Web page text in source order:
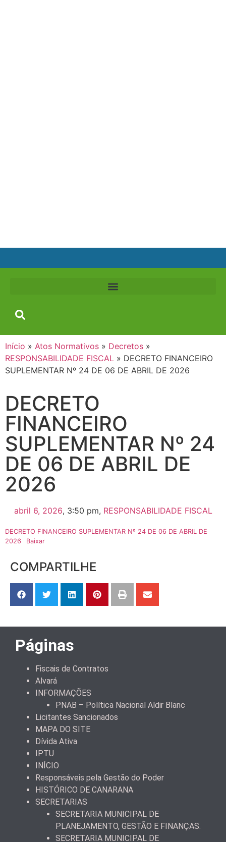
Início » Atos Normativos » Decretos »
RESPONSABILIDADE FISCAL » DECRETO FINANCEIRO
SUPLEMENTAR Nº 24 DE 06 DE ABRIL DE 2026
DECRETO
FINANCEIRO
SUPLEMENTAR Nº 24
DE 06 DE ABRIL DE
2026
abril 6, 2026, 3:50 pm, RESPONSABILIDADE FISCAL
DECRETO FINANCEIRO SUPLEMENTAR Nº 24 DE 06 DE ABRIL DE
2026
Baixar
COMPARTILHE
Páginas
Fiscais de Contratos
Alvará
INFORMAÇÕES
PNAB – Política Nacional Aldir Blanc
Licitantes Sancionados
MAPA DO SITE
Dívida Ativa
IPTU
INÍCIO
Responsáveis pela Gestão do Poder
HISTÓRICO DE CANARANA
SECRETARIAS
SECRETARIA MUNICIPAL DE
PLANEJAMENTO, GESTÃO E FINANÇAS.
SECRETARIA MUNICIPAL DE